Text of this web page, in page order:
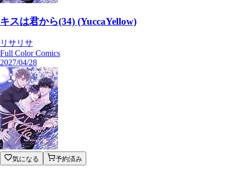
キスは君から(34) (YuccaYellow)
リサリサ
Full Color Comics
2027/04/28
気になる 予約済み